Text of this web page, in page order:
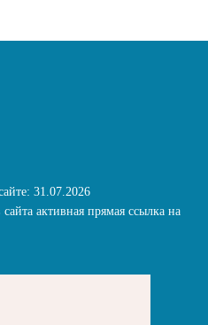
31.07.2026
активная прямая ссылка на